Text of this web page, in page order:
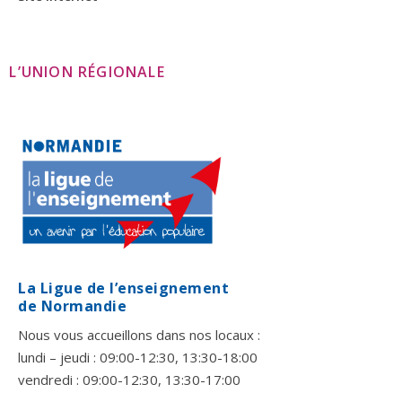
L’UNION RÉGIONALE
La Ligue de l’enseignement
de Normandie
Nous vous accueillons dans nos locaux :
lundi – jeudi : 09:00-12:30, 13:30-18:00
vendredi : 09:00-12:30, 13:30-17:00